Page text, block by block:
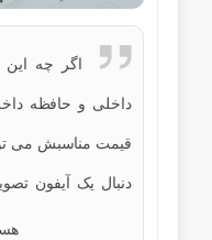
اگر چه این
داخلی و حافظه
قیمت مناسبش می
دنبال یک آیفون